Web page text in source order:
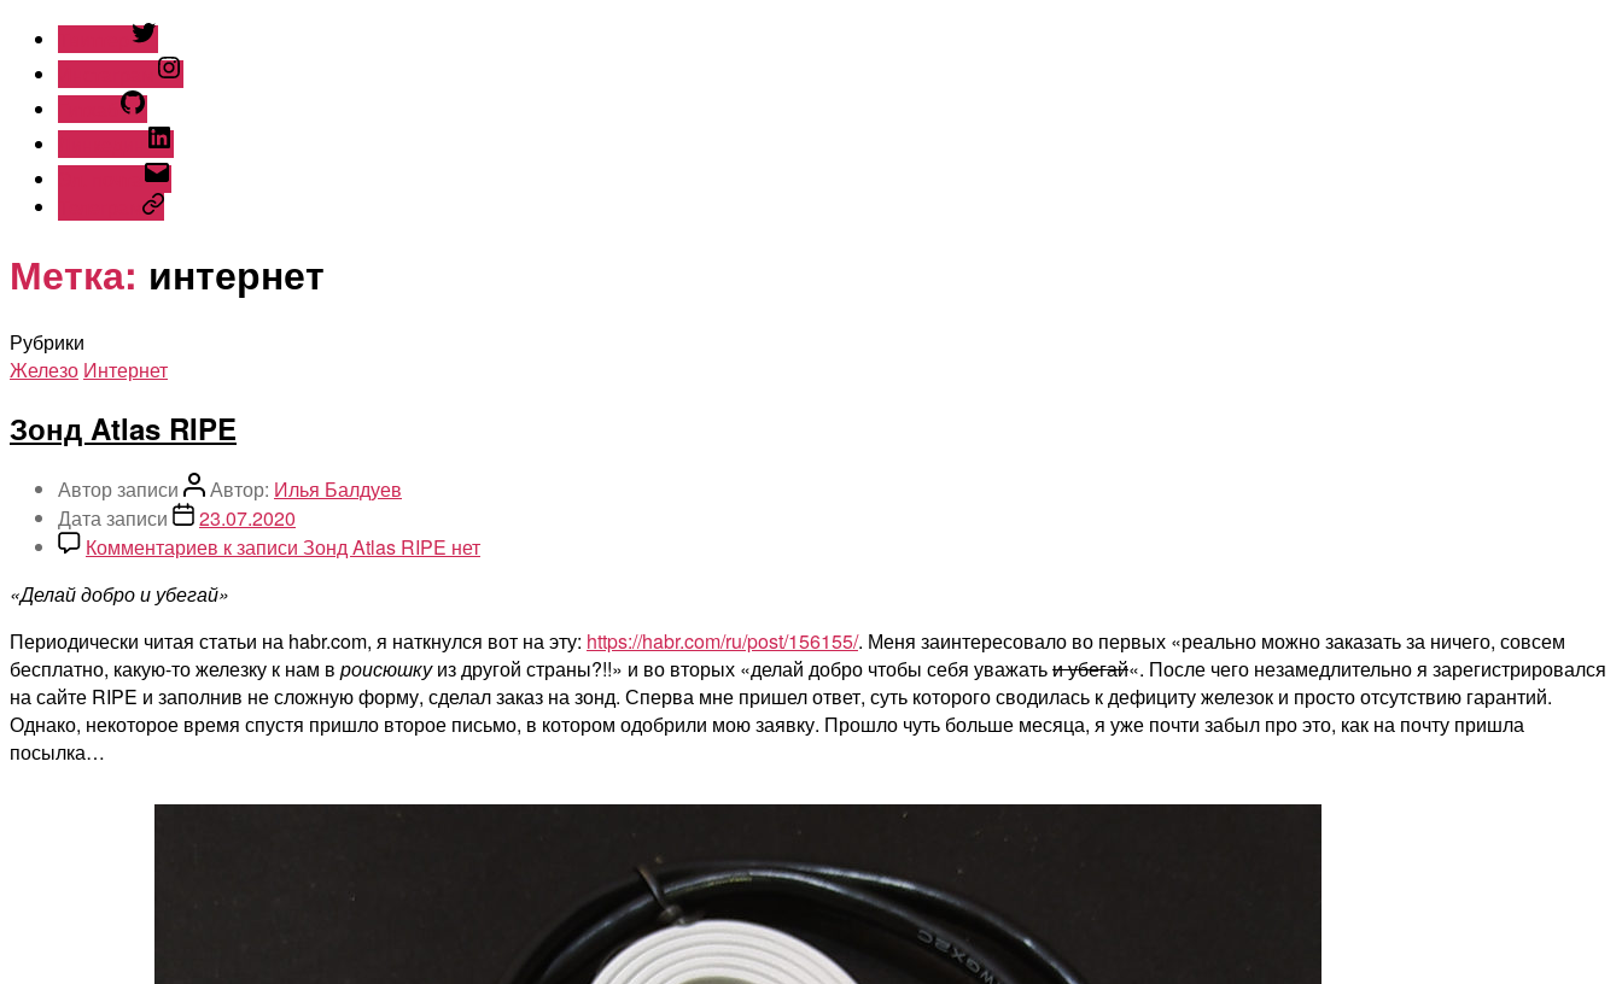
Метка: интернет
Рубрики
Железо Интернет
Зонд Atlas RIPE
Автор записи Автор: Илья Балдуев
Дата записи
23.07.2020
Комментариев к записи Зонд Atlas RIPE нет
«Делай добро и убегай»
Периодически читая статьи на habr.com, я наткнулся вот на эту: https://habr.com/ru/post/156155/. Меня заинтересовало во первых «реально можно заказать за ничего, совсем
бесплатно, какую-то железку к нам в роисюшкуиз другой страны?!!» и во вторых «делай добро чтобы себя уважатьи убегай«. После чего незамедлительно я зарегистрировался
на сайте RIPE и заполнив не сложную форму, сделал заказ на зонд. Сперва мне пришел ответ, суть которого сводилась к дефициту железок и просто отсутствию гарантий.
Однако, некоторое время спустя пришло второе письмо, в котором одобрили мою заявку. Прошло чуть больше месяца, я уже почти забыл про это, как на почту пришла
посылка…